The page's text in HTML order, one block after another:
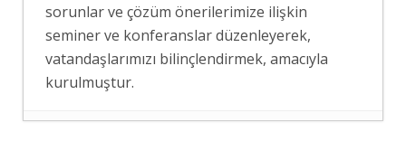
sorunlar ve çözüm önerilerimize ilişkin
seminer ve konferanslar düzenleyerek,
vatandaşlarımızı bilinçlendirmek, amacıyla
kurulmuştur.